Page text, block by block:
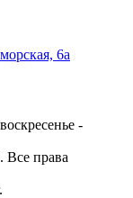
6а
-
права